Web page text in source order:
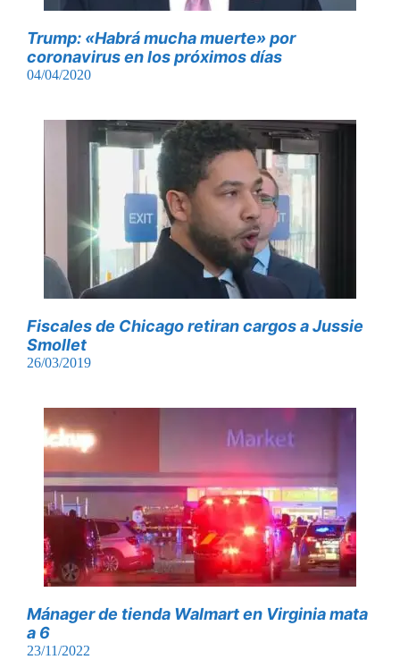
Trump: «Habrá mucha muerte» por
coronavirus en los próximos días
04/04/2020
Fiscales de Chicago retiran cargos a Jussie
Smollet
26/03/2019
Mánager de tienda Walmart en Virginia mata
a 6
23/11/2022